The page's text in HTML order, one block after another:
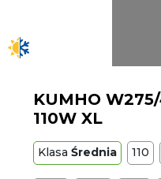
KUMHO
110W XL
KlasaŚrednia 110